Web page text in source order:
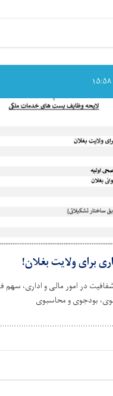
برای ولایت بغلان!
در امور مالی و اداری، سھم
بودجوی و محاسبوی